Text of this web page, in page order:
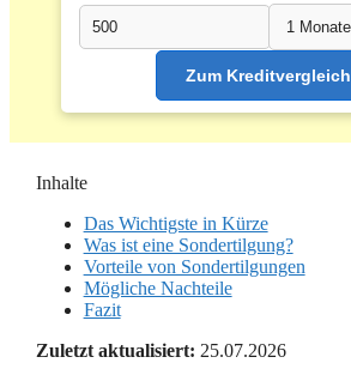
Zum Kreditvergleich
Inhalte
Das Wichtigste in Kürze
Was ist eine Sondertilgung?
Vorteile von Sondertilgungen
Mögliche Nachteile
Fazit
Zuletzt aktualisiert: 25.07.2026